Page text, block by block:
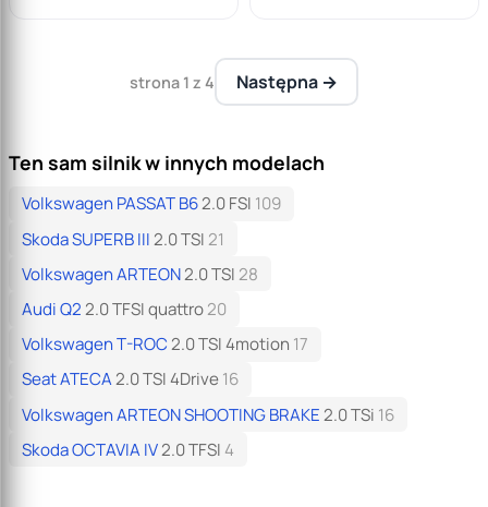
strona 1 z 4 Następna →
Ten sam silnik w innych modelach
Volkswagen PASSAT B62.0 FSI 109
Skoda SUPERB III2.0 TSI 21
Volkswagen ARTEON2.0 TSI 28
Audi Q22.0 TFSI quattro20
Volkswagen T-ROC2.0 TSI 4motion 17
Seat ATECA2.0 TSI 4Drive16
Volkswagen ARTEON SHOOTING BRAKE2.0 TSi 16
Skoda OCTAVIA IV2.0 TFSI 4